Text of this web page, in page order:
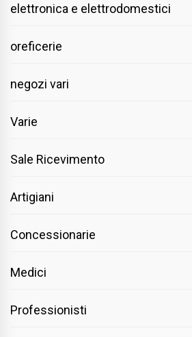
elettronica e elettrodomestici
oreficerie
negozi vari
Varie
Sale Ricevimento
Artigiani
Concessionarie
Medici
Professionisti